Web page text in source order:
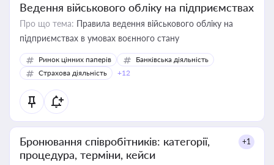
Ведення військового обліку на підприємствах
Про що тема: Правила ведення військового обліку на
підприємствах в умовах воєнного стану
Ринок цінних паперів
Банківська діяльність
Страхова діяльність
+12
Бронювання співробітників: категорії,
процедура, терміни, кейси
+1